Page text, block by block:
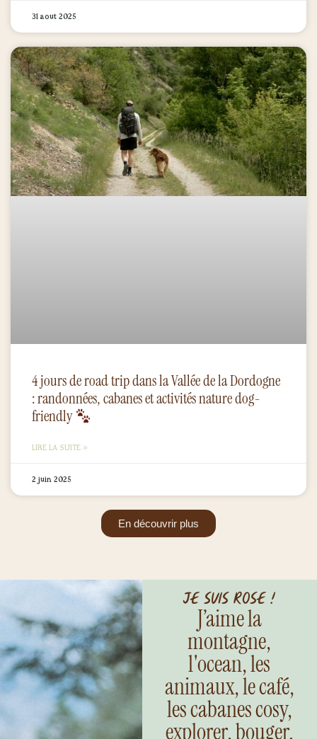
31 août 2025
4 jours de road trip dans la Vallée de la Dordogne
: randonnées, cabanes et activités nature dog-
friendly
LIRE LA SUITE »
2 juin 2025
En découvrir plus
je suis Rose !
J’aime la
montagne,
l'ocean, les
animaux, le café,
les cabanes cosy,
explorer, bouger.